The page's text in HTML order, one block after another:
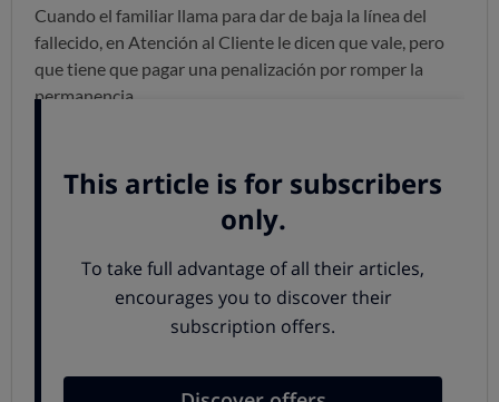
Cuando el familiar llama para dar de baja la línea del
fallecido, en Atención al Cliente le dicen que vale, pero
que tiene que pagar una penalización por romper la
permanencia.
Las deudas se heredan, las permanencias no
Si fallece el titular del contrato se da una
El contrato se cancela y ambas partes quedan liberadas.